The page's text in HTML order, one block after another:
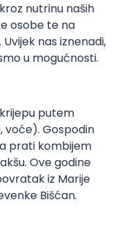
nutrinu naših
osobe te na
nas iznenadi,
u mogućnosti.
putem
voće). Gospodin
prati kombijem
Ove godine
iz Marije
Bišćan.